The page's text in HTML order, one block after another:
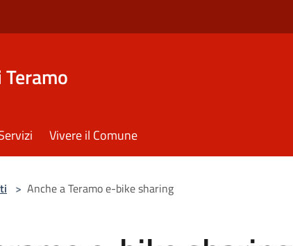
Vivere il Comune
> Anche a Teramo e-bike sharing